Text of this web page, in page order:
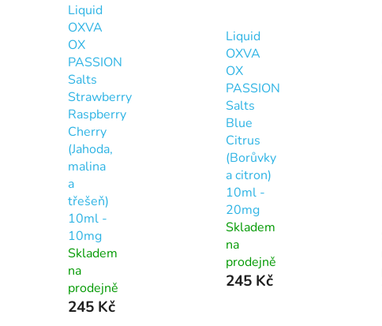
Liquid
OXVA
OX
PASSION
Salts
Strawberry
Raspberry
Cherry
(Jahoda,
malina
a
třešeň)
10ml -
10mg
Skladem
na
prodejně
245 Kč
Liquid
OXVA
OX
PASSION
Salts
Blue
Citrus
(Borůvky
a citron)
10ml -
20mg
Skladem
na
prodejně
245 Kč